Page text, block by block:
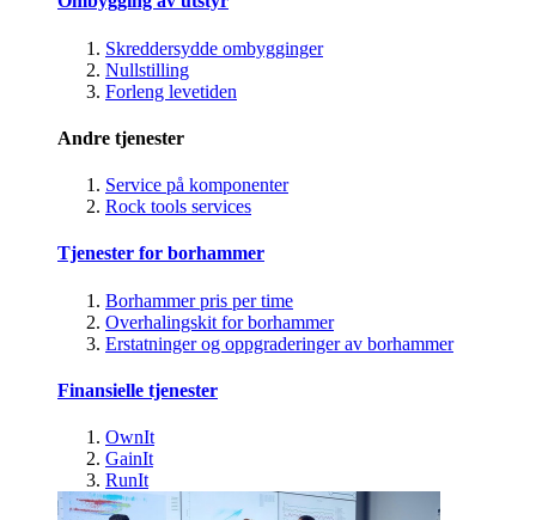
Skreddersydde ombygginger
Nullstilling
Forleng levetiden
Andre tjenester
Service på komponenter
Rock tools services
Tjenester for borhammer
Borhammer pris per time
Overhalingskit for borhammer
Erstatninger og oppgraderinger av borhammer
Finansielle tjenester
OwnIt
GainIt
RunIt